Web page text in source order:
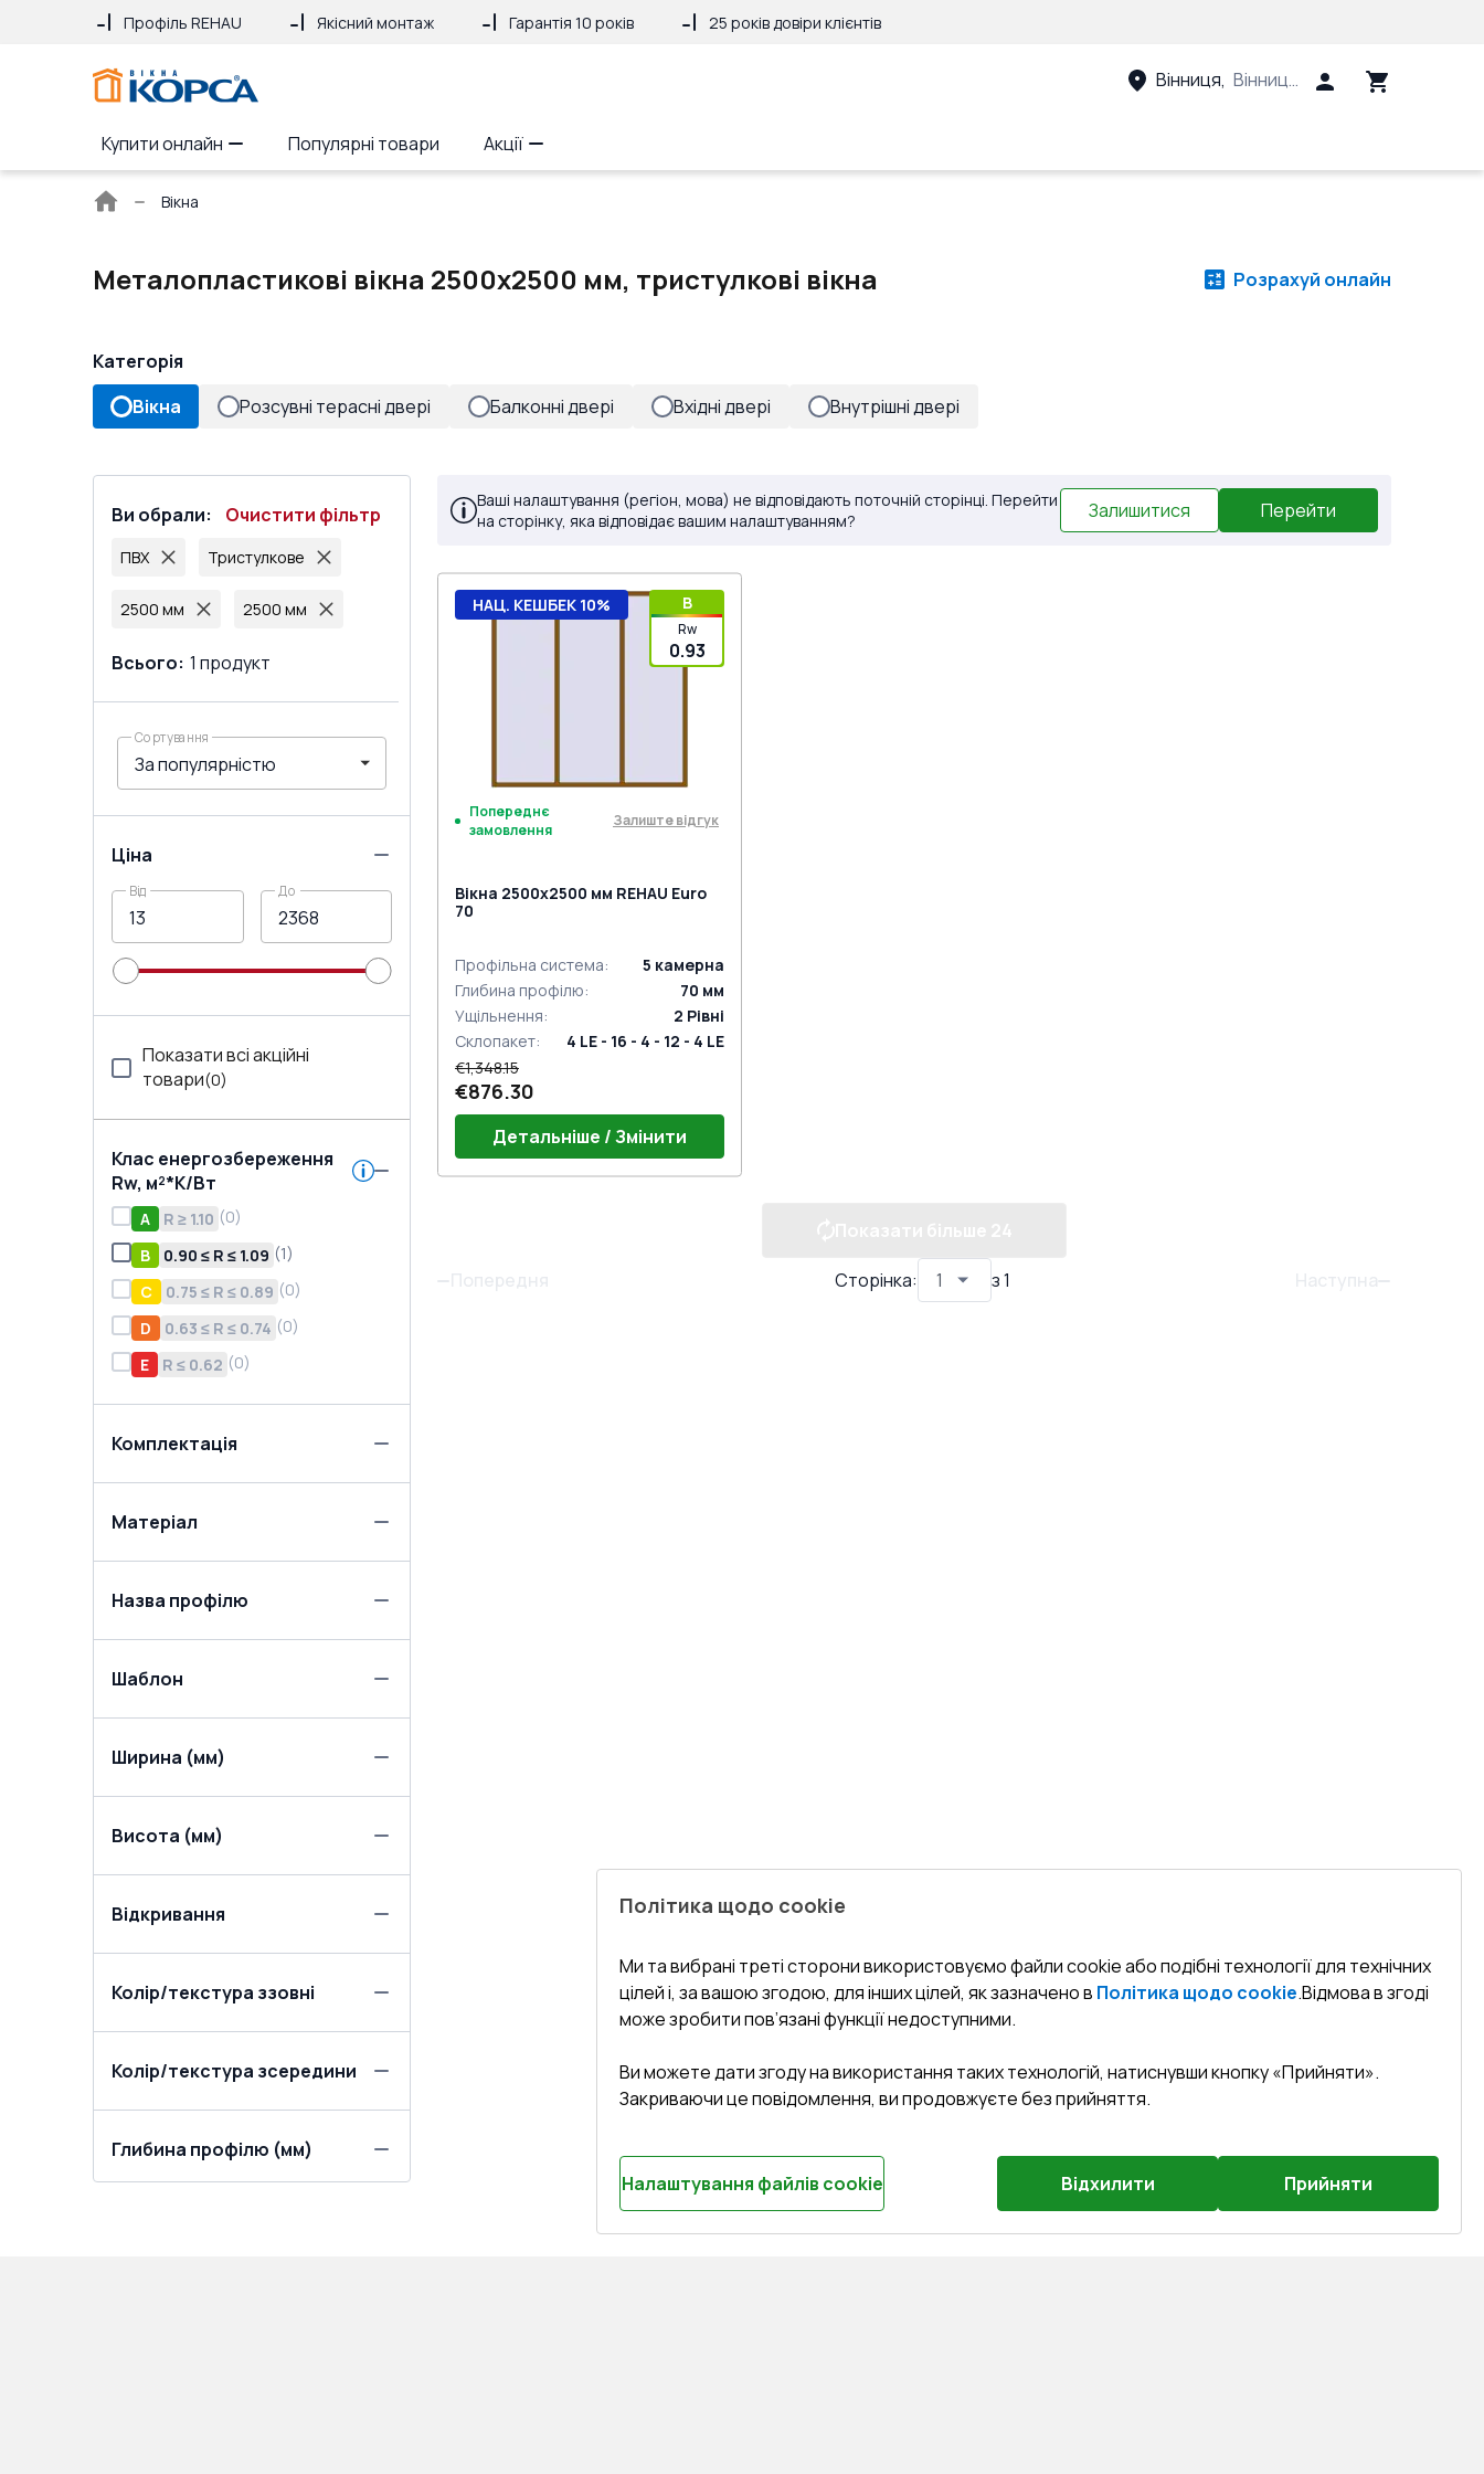
Профіль REHAU Якісний монтаж Гарантія 10 років 25 років довіри клієнтів
Вінниця, Вінницький район, Вінницька
Купити онлайн Популярні товари Акції
Головна
Вікна
Металопластикові вікна 2500x2500 мм, тристулкові вікна Розрахуй онлайн
Категорія
Вікна
Розсувні терасні двері Балконні двері Вхідні двері Внутрішні двері
Ви обрали: Очистити фільтр
ПВХ Тристулкове
2500 мм 2500 мм
Всього: 1 продукт
Сортування
Ціна
Від До
Показати всі акційні
товари(0)
Клас енергозбереження
Rw, м²*K/Вт
A R ≥ 1.10 (0)
B
0.90 ≤ R ≤ 1.09 (1)
C
0.75 ≤ R ≤ 0.89 (0)
D
0.63 ≤ R ≤ 0.74 (0)
E
R ≤ 0.62 (0)
Комплектація
Матеріал
Назва профілю
Шаблон
Ширина (мм)
Висота (мм)
Відкривання
Колір/текстура ззовні
Колір/текстура зсередини
Глибина профілю (мм)
Ваші налаштування (регіон, мова) не відповідають поточній сторінці. Перейти
на сторінку, яка відповідає вашим налаштуванням?
Залишитися Перейти
B
Rw
0.93
НАЦ. КЕШБЕК 10%
Попереднє
замовлення
Залиште відгук
Вікна 2500x2500 мм REHAU Euro
70
Профільна система: 5 камерна
Глибина профілю: 70 мм
Ущільнення: 2 Рівні
Склопакет:
4 LE - 16 - 4 - 12 - 4 LE
€1,348.15
€876.30
Детальніше / Змінити
Попередня Сторінка: з1 Наступна
Політика щодо cookie
Ми та вибрані треті сторони використовуємо файли cookie або подібні технології для технічних
цілей і, за вашою згодою, для інших цілей, як зазначено в Політика щодо cookie.Відмова в згоді
може зробити пов’язані функції недоступними.
Ви можете дати згоду на використання таких технологій, натиснувши кнопку «Прийняти».
Закриваючи це повідомлення, ви продовжуєте без прийняття.
Відхилити Прийняти
Налаштування файлів cookie